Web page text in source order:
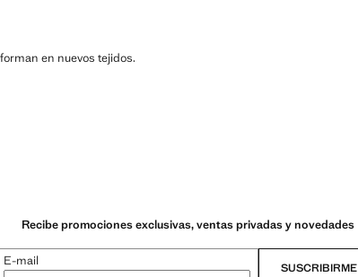
en nuevos tejidos.
Recibe promociones exclusivas, ventas privadas y novedades
E-mail SUSCRIBIRME